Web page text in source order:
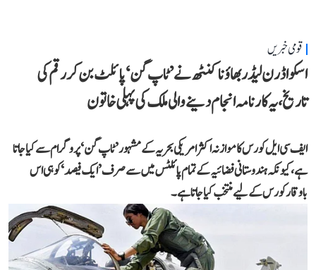
قومی خبریں
اسکواڈرن لیڈر بھاؤنا کنٹھ نے ’ٹاپ گن‘ پائلٹ بن کر رقم کی
تاریخ، یہ کارنامہ انجام دینے والی ملک کی پہلی خاتون
ایف سی ایل کورس کا موازنہ اکثر امریکی بحریہ کے مشہور ’ٹاپ گن‘ پروگرام سے کیا جاتا
ہے، کیونکہ ہندوستانی فضائیہ کے تمام پائلٹس میں سے صرف ’ایک فیصد‘ کو ہی اس
باوقار کورس کے لیے منتخب کیا جاتا ہے۔